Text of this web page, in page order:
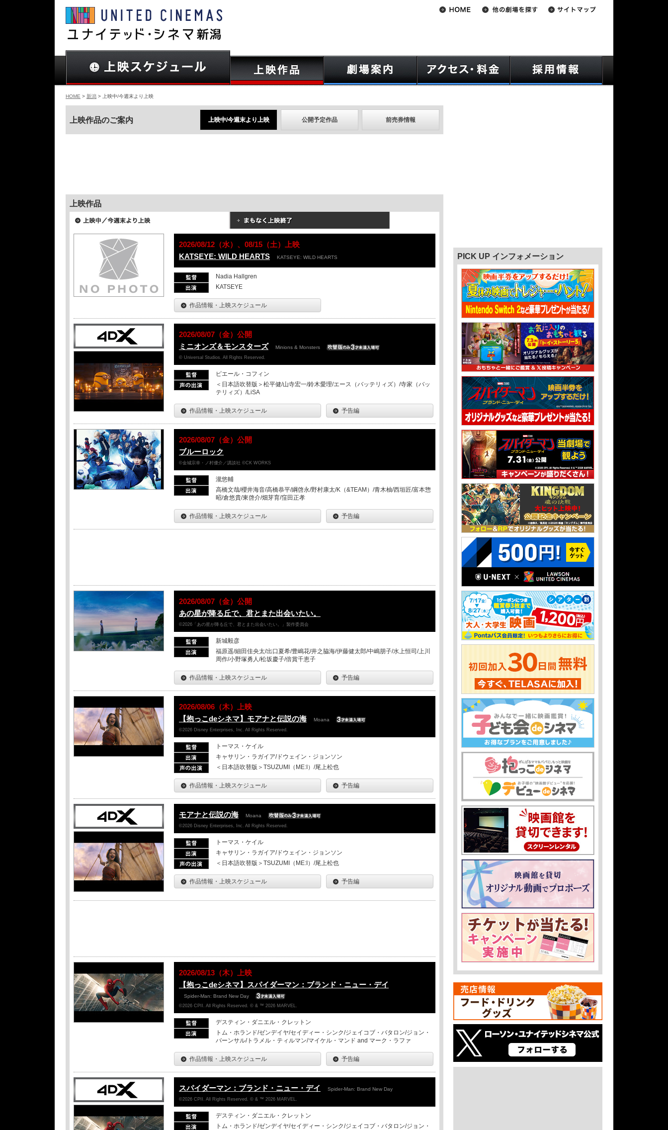
HOME > 新潟 > 上映中/今週末より上映
上映作品のご案内 上映中/今週末より上映 公開予定作品 前売券情報
上映作品
2026/08/12（水）、08/15（土）上映
KATSEYE: WILD HEARTS
KATSEYE: WILD HEARTS
Nadia Hallgren
KATSEYE
作品情報・上映スケジュール
2026/08/07（金）公開
ミニオンズ＆モンスターズ
Minions & Monsters
© Universal Studios. All Rights Reserved.
ピエール・コフィン
＜日本語吹替版＞松平健/山寺宏一/鈴木愛理/エース（バッテリィズ）/寺家（バッ
テリィズ）/LiSA
作品情報・上映スケジュール 予告編
2026/08/07（金）公開
ブルーロック
©金城宗幸・ノ村優介／講談社 ©CK WORKS
瀧悠輔
高橋文哉/櫻井海音/高橋恭平/綱啓永/野村康太/K（&TEAM）/青木柚/西垣匠/富本惣
昭/倉悠貴/東啓介/畑芽育/窪田正孝
作品情報・上映スケジュール 予告編
2026/08/07（金）公開
あの星が降る丘で、君とまた出会いたい。
©2026「あの星が降る丘で、君とまた出会いたい。」製作委員会
新城毅彦
福原遥/細田佳央太/出口夏希/豊嶋花/井之脇海/伊藤健太郎/中嶋朋子/水上恒司/上川
周作/小野塚勇人/松坂慶子/倍賞千恵子
作品情報・上映スケジュール 予告編
2026/08/06（木）上映
【抱っこdeシネマ】モアナと伝説の海
Moana
©2026 Disney Enterprises, Inc. All Rights Reserved.
トーマス・ケイル
キャサリン・ラガイア/ドウェイン・ジョンソン
＜日本語吹替版＞TSUZUMI（ME:I）/尾上松也
作品情報・上映スケジュール 予告編
モアナと伝説の海 Moana
©2026 Disney Enterprises, Inc. All Rights Reserved.
トーマス・ケイル
キャサリン・ラガイア/ドウェイン・ジョンソン
＜日本語吹替版＞TSUZUMI（ME:I）/尾上松也
作品情報・上映スケジュール 予告編
2026/08/13（木）上映
【抱っこdeシネマ】スパイダーマン：ブランド・ニュー・デイ
Spider-Man: Brand New Day
©2026 CPII. All Rights Reserved. © & ™ 2026 MARVEL.
デスティン・ダニエル・クレットン
トム・ホランド/ゼンデイヤ/セイディー・シンク/ジェイコブ・バタロン/ジョン・
バーンサル/トラメル・ティルマン/マイケル・マンド and マーク・ラファ
作品情報・上映スケジュール 予告編
スパイダーマン：ブランド・ニュー・デイ Spider-Man: Brand New Day
©2026 CPII. All Rights Reserved. © & ™ 2026 MARVEL.
デスティン・ダニエル・クレットン
トム・ホランド/ゼンデイヤ/セイディー・シンク/ジェイコブ・バタロン/ジョン・
PICK UP インフォメーション